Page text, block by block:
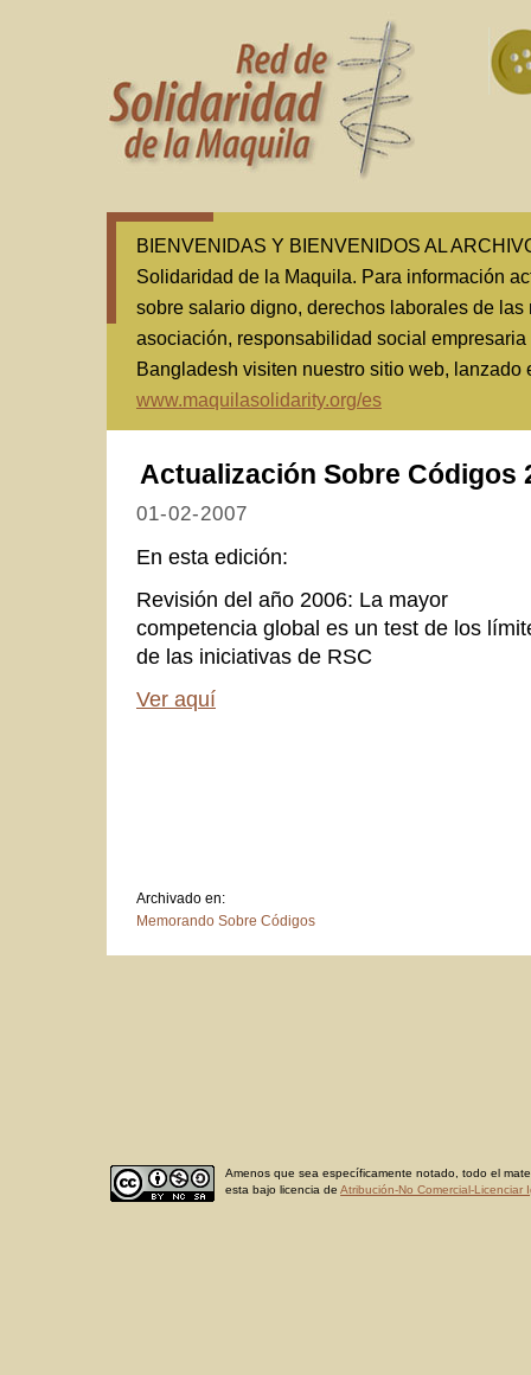
BIENVENIDAS Y BIENVENIDOS AL
Solidaridad de la Maquila. Para información
sobre salario digno, derechos laborales de las
asociación, responsabilidad social
Bangladesh visiten nuestro sitio web, lanzado
www.maquilasolidarity.org/es
Actualización Sobre Códigos
01-02-2007
En esta edición:
Revisión del año 2006: La mayor
competencia global es un test de los
de las iniciativas de RSC
Ver aquí
Archivado en:
Memorando Sobre Códigos
Amenos que sea específicamente notado, todo el
esta bajo licencia deAtribución-No Comercial-Licenciar